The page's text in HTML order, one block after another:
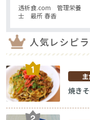
透析食.com 管理栄養
士 最所 春香
人気レシピ
焼き